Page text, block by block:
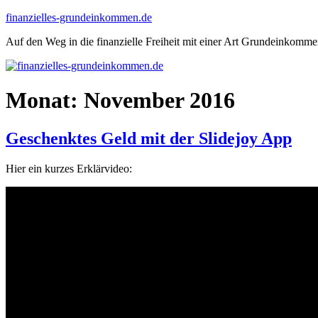
Zum
springen
finanzielles-grundeinkommen.de
Auf den Weg in die finanzielle Freiheit mit einer Art
Monat: November 2016
Geschenktes Geld mit der Slidejoy App
Hier ein kurzes Erklärvideo: